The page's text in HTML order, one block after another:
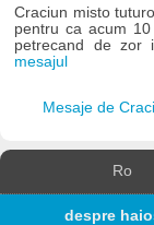
Craciun misto
pentru ca acum
petrecand de zor
mesajul
Mesaje de
Ro
despre